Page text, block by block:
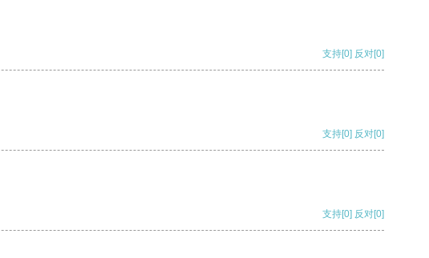
支持[0] 反对[0]
支持[0] 反对[0]
支持[0] 反对[0]